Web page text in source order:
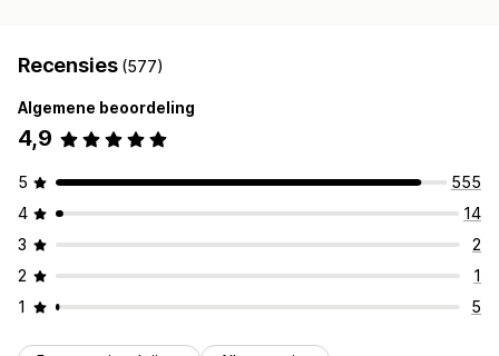
Recensies (577)
Algemene beoordeling
4,9
5
555
4
14
3
2
2
1
1
5